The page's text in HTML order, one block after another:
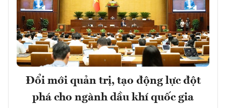
Đổi mới quản trị, tạo động lực đột
phá cho ngành dầu khí quốc gia